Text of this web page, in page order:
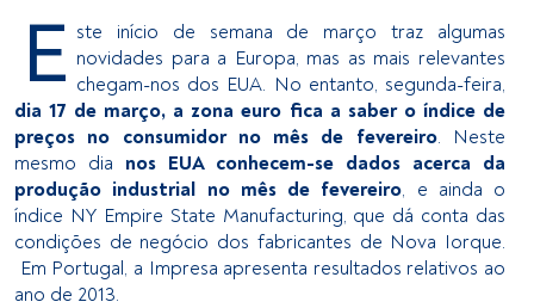
E ste início de semana de março traz algumas
novidades para a Europa, mas as mais relevantes
chegam-nos dos EUA. No entanto, segunda-feira,
dia 17 de março, a zona euro fica a saber o índice de
preços no consumidor no mês de fevereiro. Neste
mesmo dia nos EUA conhecem-se dados acerca da
produção industrial no mês de fevereiro, e ainda o
índice NY Empire State Manufacturing, que dá conta das
condições de negócio dos fabricantes de Nova Iorque.
Em Portugal, a Impresa apresenta resultados relativos ao
ano de 2013.